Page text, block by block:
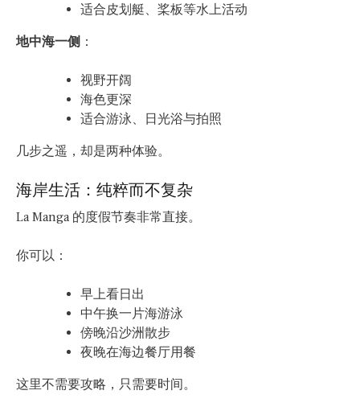
适合皮划艇、桨板等水上活动
地中海一侧 ：
视野开阔
海色更深
适合游泳、日光浴与拍照
几步之遥，却是两种体验。
海岸生活：纯粹而不复杂
La Manga 的度假节奏非常直接。
你可以：
早上看日出
中午换一片海游泳
傍晚沿沙洲散步
夜晚在海边餐厅用餐
这里不需要攻略，只需要时间。